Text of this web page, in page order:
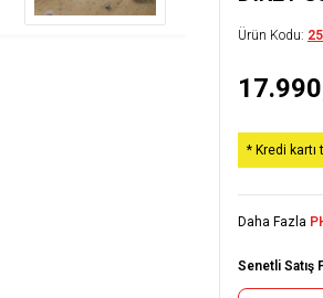
Ürün Kodu:
* Kredi
Daha Fazla
Senetli Satış